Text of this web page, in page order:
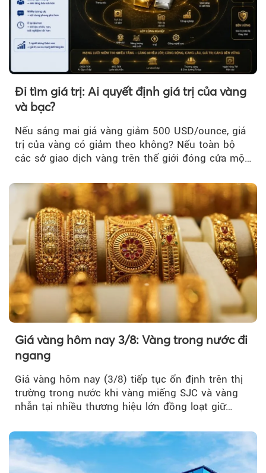
Đi tìm giá trị: Ai quyết định giá trị của vàng
và bạc?
Nếu sáng mai giá vàng giảm 500 USD/ounce, giá
trị của vàng có giảm theo không? Nếu toàn bộ
các sở giao dịch vàng trên thế giới đóng cửa một
Giá vàng hôm nay 3/8: Vàng trong nước đi
ngang
Giá vàng hôm nay (3/8) tiếp tục ổn định trên thị
trường trong nước khi vàng miếng SJC và vàng
nhẫn tại nhiều thương hiệu lớn đồng loạt giữ